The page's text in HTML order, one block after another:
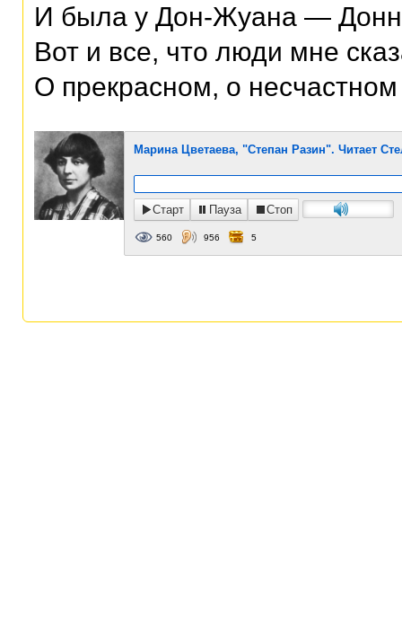
И была у Дон-Жуана —
Вот и все, что люди мне
О прекрасном, о
Марина Цветаева, "Степан Разин". Читает
Старт Пауза Стоп
560 956 5